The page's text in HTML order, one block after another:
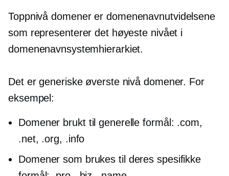
Toppnivå domener er domenenavnutvidelsene
som representerer det høyeste nivået i
domenenavnsystemhierarkiet.
Det er generiske øverste nivå domener. For
eksempel:
Domener brukt til generelle formål: .com,
.net, .org, .info
Domener som brukes til deres spesifikke